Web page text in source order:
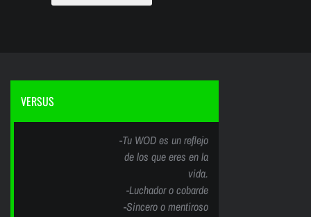
VERSUS
-Tu WOD es un reflejo
de los que eres en la
vida.
-Luchador o cobarde
-Sincero o mentiroso